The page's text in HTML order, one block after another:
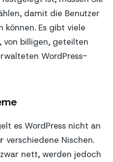
damit die Benutzer
können. Es gibt viele
von billigen, geteilten
WordPress-
es WordPress nicht an
verschiedene Nischen.
nett, werden jedoch